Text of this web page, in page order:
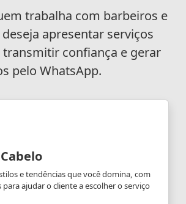
trabalha com barbeiros e
apresentar serviços
transmitir confiança e gerar
pelo WhatsApp.
e tendências que você domina, com
ajudar o cliente a escolher o serviço